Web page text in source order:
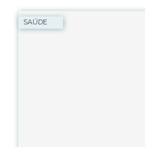
SAÚDE